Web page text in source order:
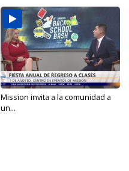
Mission invita a la comunidad a
un...